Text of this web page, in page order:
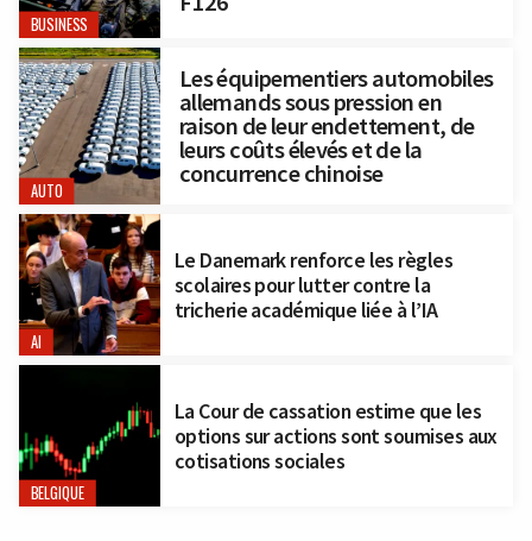
BUSINESS
AUTO
Les équipementiers automobiles
allemands sous pression en
raison de leur endettement, de
leurs coûts élevés et de la
concurrence chinoise
AI
Le Danemark renforce les règles
scolaires pour lutter contre la
tricherie académique liée à l’IA
BELGIQUE
La Cour de cassation estime que les
options sur actions sont soumises aux
cotisations sociales